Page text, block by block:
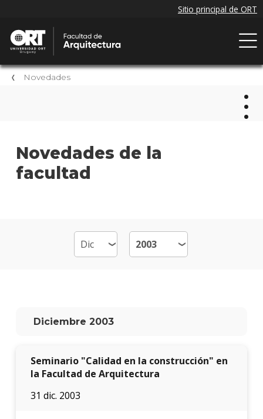
Novedades
Novedades de la
facultad
Diciembre 2003
Seminario "Calidad en la construcción" en
la Facultad de Arquitectura
31 dic. 2003